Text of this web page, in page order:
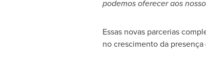
podemos oferecer aos
Essas novas parcerias
no crescimento da